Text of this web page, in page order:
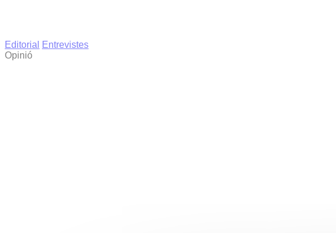
Editorial
Entrevistes
Opinió